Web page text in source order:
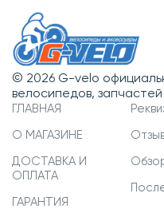
© 2026 G-velo
велосипедов,
ГЛАВНАЯ
О МАГАЗИНЕ
ДОСТАВКА И
ОПЛАТА
ГАРАНТИЯ